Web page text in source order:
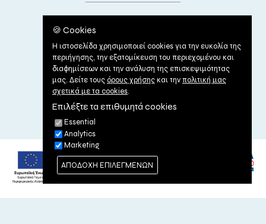
🍪 Cookies
Η ιστοσελίδα χρησιμοποιεί cookies για την ευκολία της
περιήγησης, την εξατομίκευση του περιεχομένου και
διαφημίσεων και την ανάλυση της επισκεψιμότητας
μας. Δείτε τους όρους χρήσηςκαι τηνπολιτική μας
σχετικά με τα cookies.
Επιλέξτε τα επιθυμητά cookies
Essential
Analytics
Marketing
ΑΠΟΔΟΧΗ ΕΠΙΛΕΓΜΕΝΩΝ